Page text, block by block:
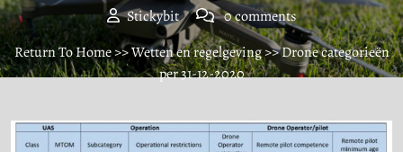
Stickybit
0 comments
Return To Home>>Wetten en regelgeving>> Drone categorieën
per 31-12-2020